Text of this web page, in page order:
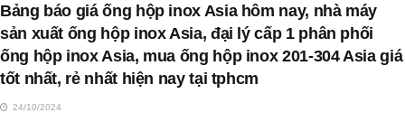
Bảng báo giá ống hộp inox Asia hôm nay, nhà máy
sản xuất ống hộp inox Asia, đại lý cấp 1 phân phối
ống hộp inox Asia, mua ống hộp inox 201-304 Asia giá
tốt nhất, rẻ nhất hiện nay tại tphcm
24/10/2024